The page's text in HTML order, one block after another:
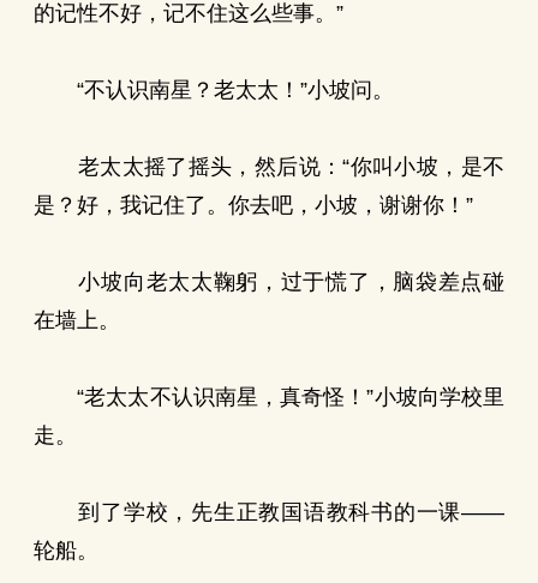
的记性不好，记不住这么些事。”
“不认识南星？老太太！”小坡问。
老太太摇了摇头，然后说：“你叫小坡，是不
是？好，我记住了。你去吧，小坡，谢谢你！”
小坡向老太太鞠躬，过于慌了，脑袋差点碰
在墙上。
“老太太不认识南星，真奇怪！”小坡向学校里
走。
到了学校，先生正教国语教科书的一课——
轮船。